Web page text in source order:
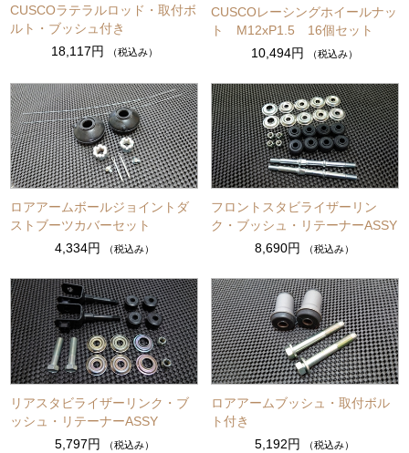
CUSCOラテラルロッド・取付ボ
ルト・ブッシュ付き
18,117円
（税込み）
CUSCOレーシングホイールナッ
ト M12xP1.5 16個セット
10,494円
（税込み）
ロアアームボールジョイントダ
ストブーツカバーセット
4,334円
（税込み）
フロントスタビライザーリン
ク・ブッシュ・リテーナーASSY
8,690円
（税込み）
リアスタビライザーリンク・ブ
ッシュ・リテーナーASSY
5,797円
（税込み）
ロアアームブッシュ・取付ボル
ト付き
5,192円
（税込み）